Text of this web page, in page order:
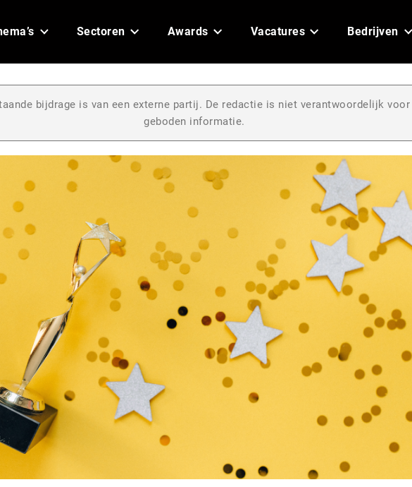
Sectoren Awards Vacatures Bedrijven
bijdrage is van een externe partij. De redactie is niet verantwoordelijk voor
geboden informatie.